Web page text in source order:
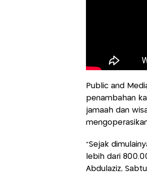
Public and
penambahan
jamaah dan
“Sejak
lebih dari
Abdulaziz,